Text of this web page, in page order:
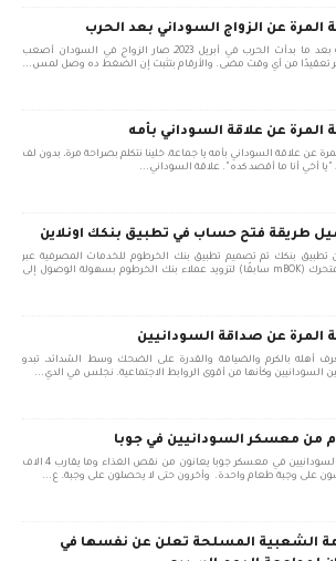
المرة عن الزواج السوداني بعد الحرب
المقدمة بعد ما بدأت الحرب في أبريل 2023، صار الزواج في السودان أصعب
تعقيدًا من أي وقت مضى. والأرقام بتثبت إن الضغط ده وصل لمس...
المرة عن علاقة السوداني بأمه
عن علاقة السوداني بأمه يا جماعة، خلينا نتكلم بصراحة مرة، بدون لف
"يا أخي أنا ما أقصد كده". علاقة السوداني...
طريقة فتح حساب في تطبيق بنكك اونلاين
تطبيق بنكك تم تصميم تطبيق بنك الخرطوم للخدمات المصرفية عبر
الهاتف المتحرك (mBOK سابقًا) لتزويد عملاء بنك الخرطوم بسهولة الوصول إلى
المرة عن صداقة السودانيين
أهله بالكرم والضيافة والقدرة على الضحك وسط الشدائد، تبدو
السودانيين وكأنها من أقوى الروابط الاجتماعية. نجلس في الدي...
من معسكر السودانيين في جوبا
اللاجئين السودانيين في معسكر جوبا يعانون من نقص الغذاء وما يقارب 4 الاف
على وجبة طعام واحدة. وأخرون حتى لا يحصلون على وجبة. ع...
الشعبية المسلحة تعلن عن نفسها في